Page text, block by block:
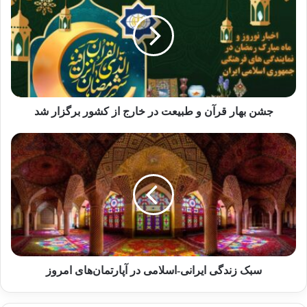
محیط زیست
📝 الگوهای نوین زنان موفق در شهرستان‌های
ایران می‌توانند در زمینه‌های مختلفی فعالیت کنند،
دستی، تولید محصولات تجاری، کشاورزی و
دامپروری، مشاوره و آموزش، و حتی فعالیت در
حوزه‌های فناوری اطلاعات و ارتباطات. این زنان با
استفاده از تجربیات و مهارت‌های خود، می‌توانند به
رشد و توسعه شهرستان‌های خود و ایجاد
فرصت‌های شغلی بیشتر کمک کنند.
جشن بهار قرآن و طبیعت در خارج از کشور برگزار شد
سبک زندگی ایرانی-اسلامی در آپارتمان‌های امروز